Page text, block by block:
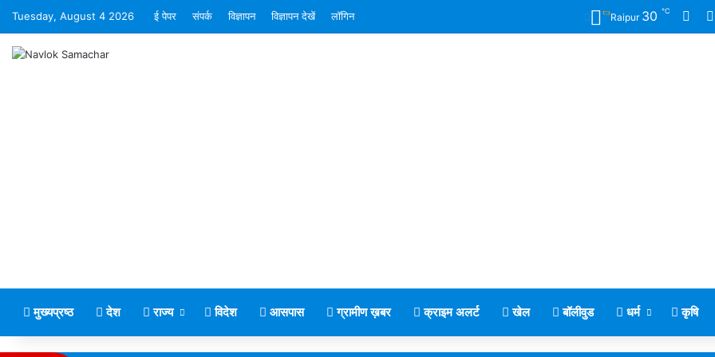
Tuesday, August 4 2026 ई पेपर संपर्क विज्ञापन विज्ञापन देखें लॉगिन Raipur 30 ℃
मुख्यप्रष्ठ देश राज्य विदेश आसपास ग्रामीण ख़बर क्राइम अलर्ट खेल बॉलीवुड धर्म कृषि